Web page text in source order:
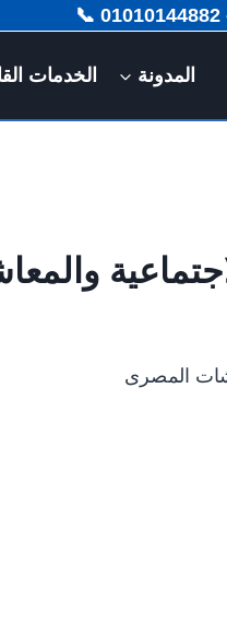
المدونة الخدمات